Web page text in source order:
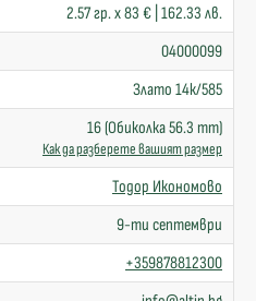
2.57 гр. x 83 € | 162.33 лв.
04000099
Злато 14к/585
16 (Обиколка 56.3 mm)
Как да разберете вашият размер
Тодор Икономово
9-ти септември
+359878812300